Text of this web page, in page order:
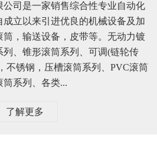
司是一家销售综合性专业自动化
立以来引进优良的机械设备及加
，输送设备，皮带等。无动力镀
、锥形滚筒系列、可调(链轮传
不锈钢，压槽滚筒系列、PVC滚筒
系列、各类...
了解更多